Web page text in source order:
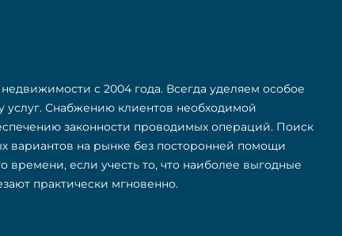
с 2004 года. Всегда уделяем особое
услуг. Снабжению клиентов необходимой
законности проводимых операций. Поиск
вариантов на рынке без посторонней помощи
времени, если учесть то, что наиболее выгодные
практически мгновенно.